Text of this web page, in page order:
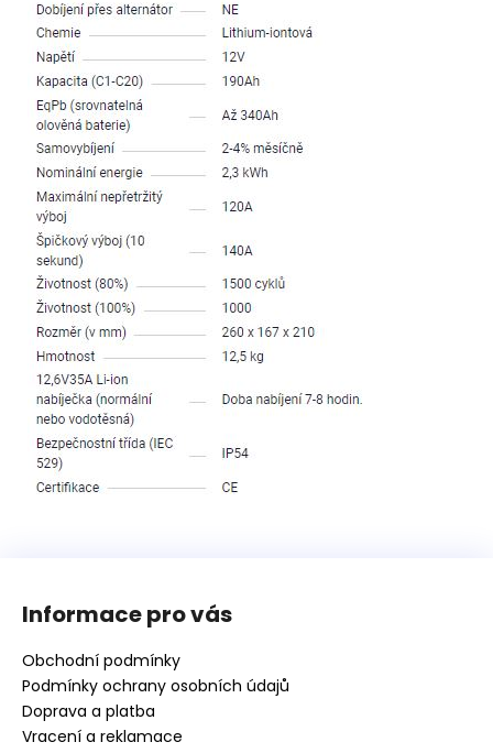
Informace pro vás
Obchodní podmínky
Podmínky ochrany osobních údajů
Doprava a platba
Vracení a reklamace